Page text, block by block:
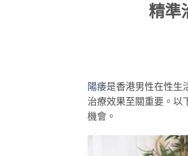
精準
陽痿是香港男性在性生
治療效果至關重要。以
機會。